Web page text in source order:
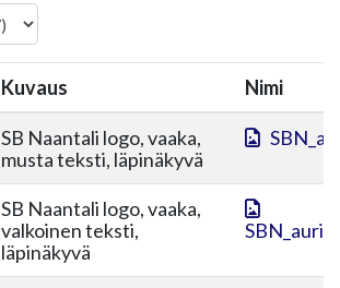
Kuvaus Nimi
SB Naantali logo, vaaka,
musta teksti, läpinäkyvä
SB Naantali logo, vaaka,
valkoinen teksti,
läpinäkyvä